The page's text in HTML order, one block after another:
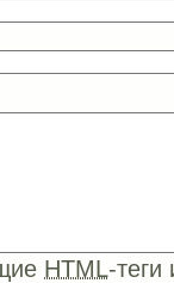
HTML-